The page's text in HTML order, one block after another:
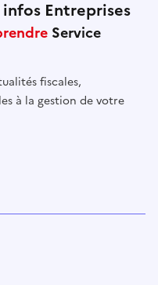
Entreprises
Service
fiscales,
à la gestion de votre